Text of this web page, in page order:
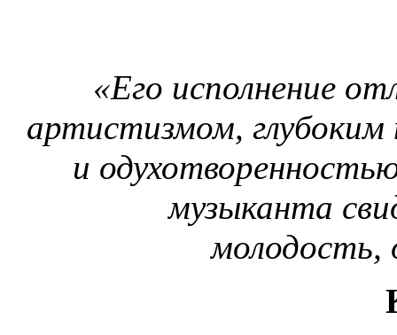
«Его исполнение
артистизмом, глубоким
и
музыканта
молодость,